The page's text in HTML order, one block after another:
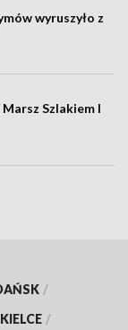
wyruszyło z
Szlakiem I
/
KIELCE /